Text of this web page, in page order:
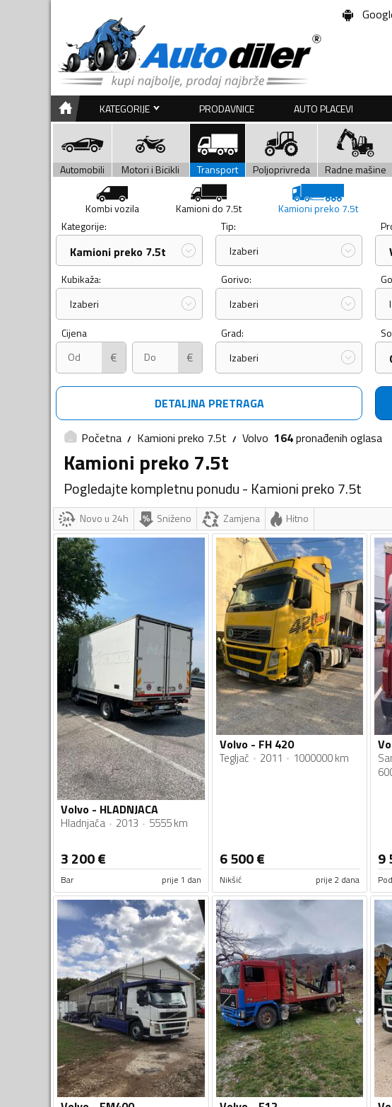
KATEGORIJE PRODAVNICE AUTO PLACEVI
Automobili Motori i Bicikli Transport Poljoprivreda Radne mašine
Kombi vozila Kamioni do 7.5t Kamioni preko 7.5t
Kategorije:
Kamioni preko 7.5t
Tip:
Izaberi
Kubikaža:
Izaberi
Gorivo:
Izaberi
Cijena
€ €
Grad:
Izaberi
DETALJNA PRETRAGA
Početna Kamioni preko 7.5t Volvo 164pronađenih oglasa
Kamioni preko 7.5t
Pogledajte kompletnu ponudu - Kamioni preko 7.5t
Novo u 24h Sniženo Zamjena Hitno
Volvo - HLADNJACA
Hladnjača 2013 5555 km
3 200€
Bar prije 1 dan
Volvo - FH 420
Tegljač 2011 1000000 km
6 500€
Nikšić prije 2 dana
9